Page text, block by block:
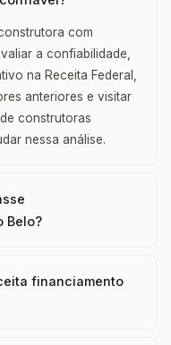
com
a confiabilidade,
na Receita Federal,
anteriores e visitar
construtoras
nessa análise.
Belo?
financiamento